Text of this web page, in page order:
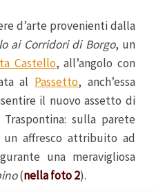
d’arte provenienti dalla
ai Corridori di Borgo, un
Castello, all’angolo con
al Passetto, anch’essa
il nuovo assetto di
sulla parete
un affresco attribuito ad
una meravigliosa
(nella foto 2).